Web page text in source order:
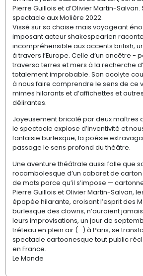
Pierre Guillois et d’OlivierMartin-Salvan.
spectacle aux Molière 2022.
Vissé sur sa chaise mais voyageant
imposant acteur shakespearien
incompréhensible aux accents british,
à travers l’Europe. Celle d’un ancêtre -
traversa terres et mers à la recherche
totalement improbable. Son acolyte
à nous faire comprendre le sens de ce
mimes hilarants et d’affichettes et
délirantes.
Joyeusement bricolé par deux maîtres
le spectacle explose d’inventivité et
fantaisie burlesque, la poésie
passage le sens profond du théâtre.
Une aventure théâtrale aussi folle que
rocambolesque d’un cabaret de
de mots parce qu’il s’impose —
Pierre Guillois et OlivierMartin-Salvan,
épopée hilarante, croisant l’esprit des
burlesque des clowns, n’auraient
leurs improvisations, un jour de
tréteau en plein air (...) à Paris, se
spectacle cartoonesque tout public
en France.
Le Monde